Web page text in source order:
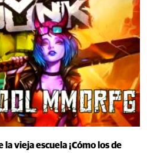
vieja escuela ¡Cómo los de